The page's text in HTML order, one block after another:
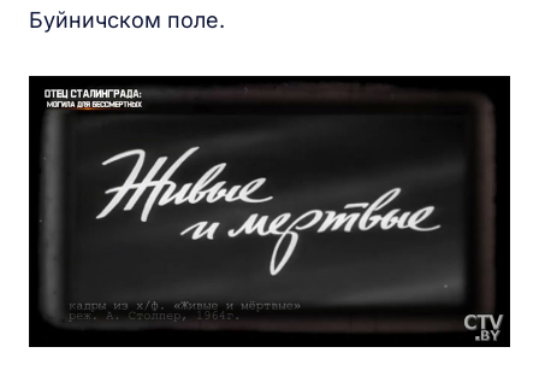
Буйничском поле.